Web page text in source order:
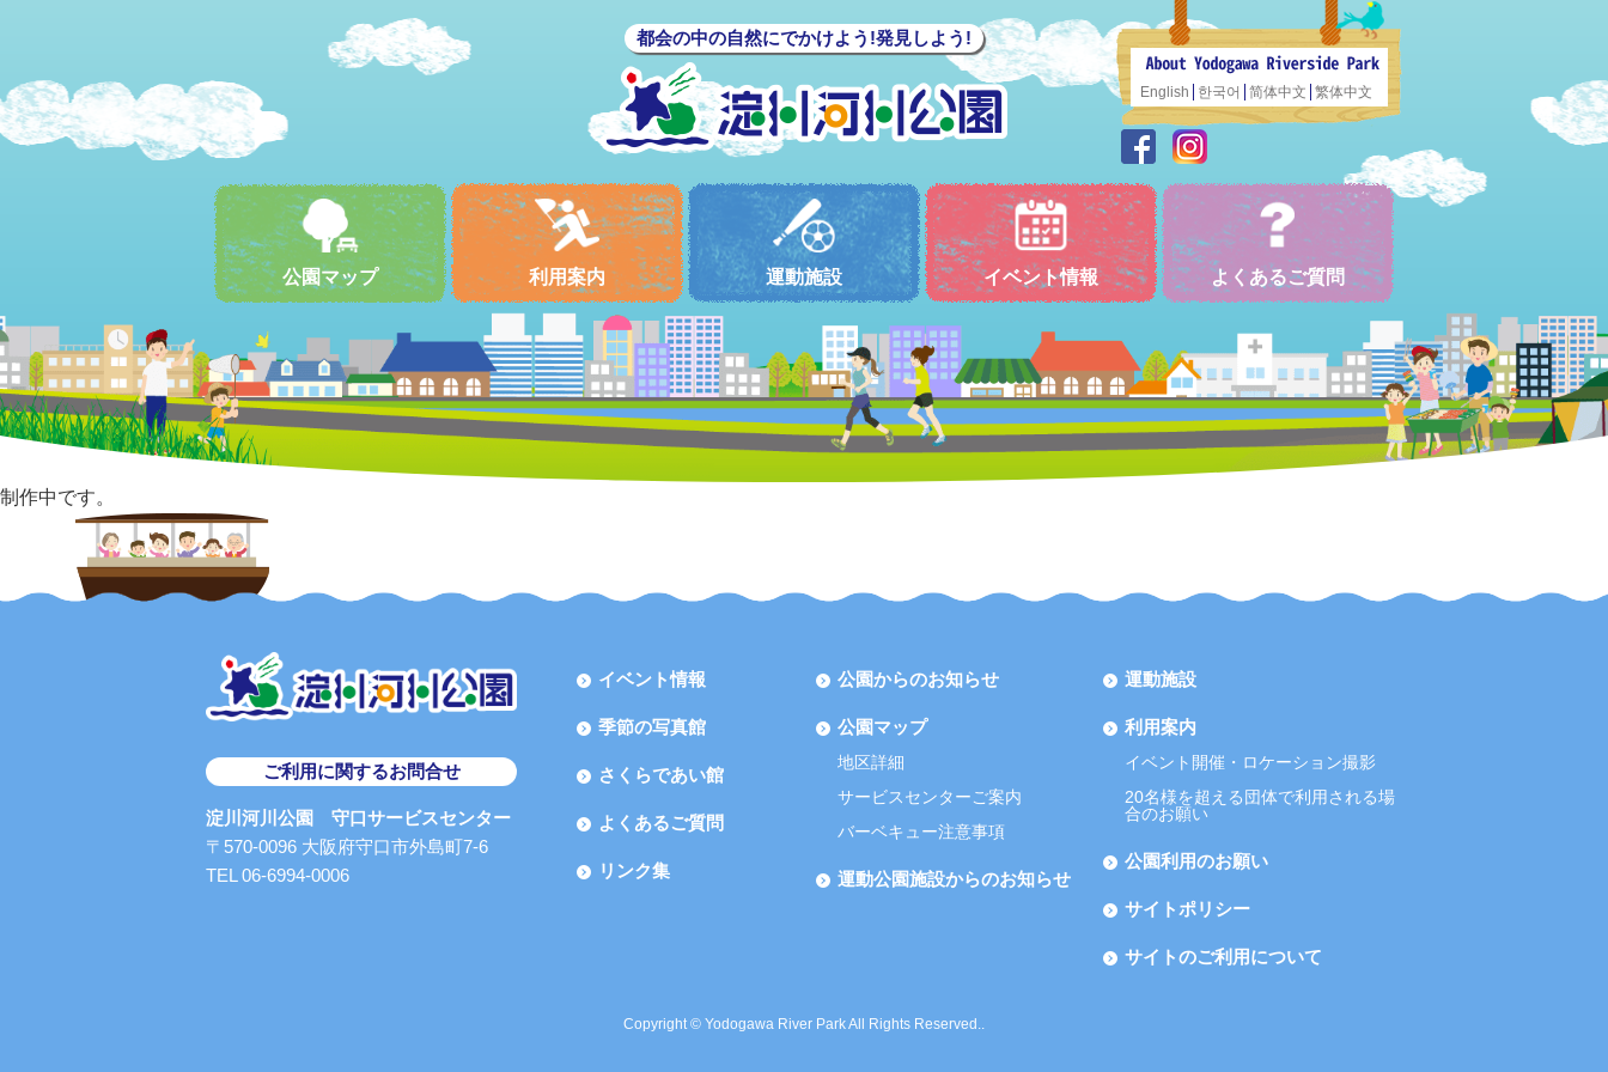
都会の中の自然にでかけよう!発見しよう!
English 한국어 简体中文 繁体中文
公園マップ 利用案内 運動施設 イベント情報 よくあるご質問
制作中です。
ご利用に関するお問合せ
淀川河川公園 守口サービスセンター
〒570-0096 大阪府守口市外島町7-6
TEL 06-6994-0006
イベント情報
季節の写真館
さくらであい館
よくあるご質問
リンク集
公園からのお知らせ
公園マップ
地区詳細
サービスセンターご案内
バーベキュー注意事項
運動公園施設からのお知らせ
運動施設
利用案内
イベント開催・ロケーション撮影
20名様を超える団体で利用される場
合のお願い
公園利用のお願い
サイトポリシー
サイトのご利用について
Copyright © Yodogawa River Park All Rights Reserved..